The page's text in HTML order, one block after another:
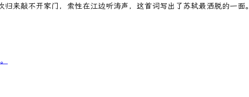
来敲不开家门，索性在江边听涛声，这首词写出了苏轼最洒脱的一面。